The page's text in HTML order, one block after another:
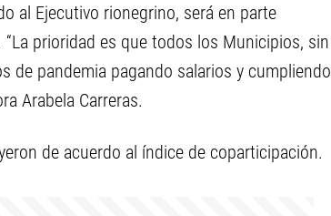
al Ejecutivo rionegrino, será en parte
prioridad es que todos los Municipios, sin
de pandemia pagando salarios y cumpliendo
Arabela Carreras.
de acuerdo al índice de coparticipación.